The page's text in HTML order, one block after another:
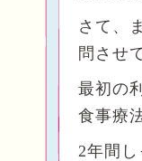
さて、
問させ
最初の
食事療
2年間